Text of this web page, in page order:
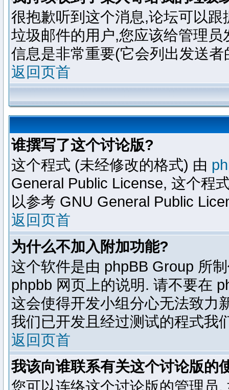
很抱歉听到这个消息,论坛可以
垃圾邮件的用户,您应该给管理
信息是非常重要(它会列出发送
返回页首
谁撰写了这个讨论版?
这个程式 (未经修改的格式) 由
General Public License, 这个程
以参考 GNU General Public
返回页首
为什么不加入附加功能?
这个软件是由 phpBB Group 所
phpbb 网页上的说明. 请不要在
这会使得开发小组分心无法致力
我们已开发且经过测试的程式我
返回页首
我该向谁联系有关这个讨论版的
您可以连络这个讨论版的管理员